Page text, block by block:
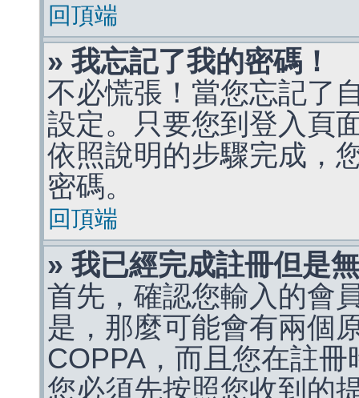
回頂端
» 我忘記了我的密碼！
不必慌張！當您忘記了
設定。只要您到登入頁
依照說明的步驟完成，
密碼。
回頂端
» 我已經完成註冊但是
首先，確認您輸入的會
是，那麼可能會有兩個
COPPA，而且您在註
您必須先按照您收到的